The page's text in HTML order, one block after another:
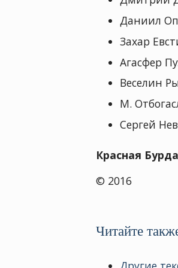
Даниил
Захар
Агасфер
Веселин
М.
Сергей
Красная
© 2016
Читайте